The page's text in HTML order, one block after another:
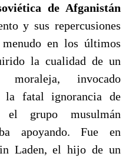
de Afganistán
y sus repercusiones
en los últimos
la cualidad de un
invocado
la fatal ignorancia de
el grupo musulmán
apoyando. Fue en
Laden, el hijo de un